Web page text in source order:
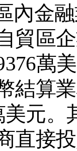
內金
貿區
萬
結算
美元。
直接